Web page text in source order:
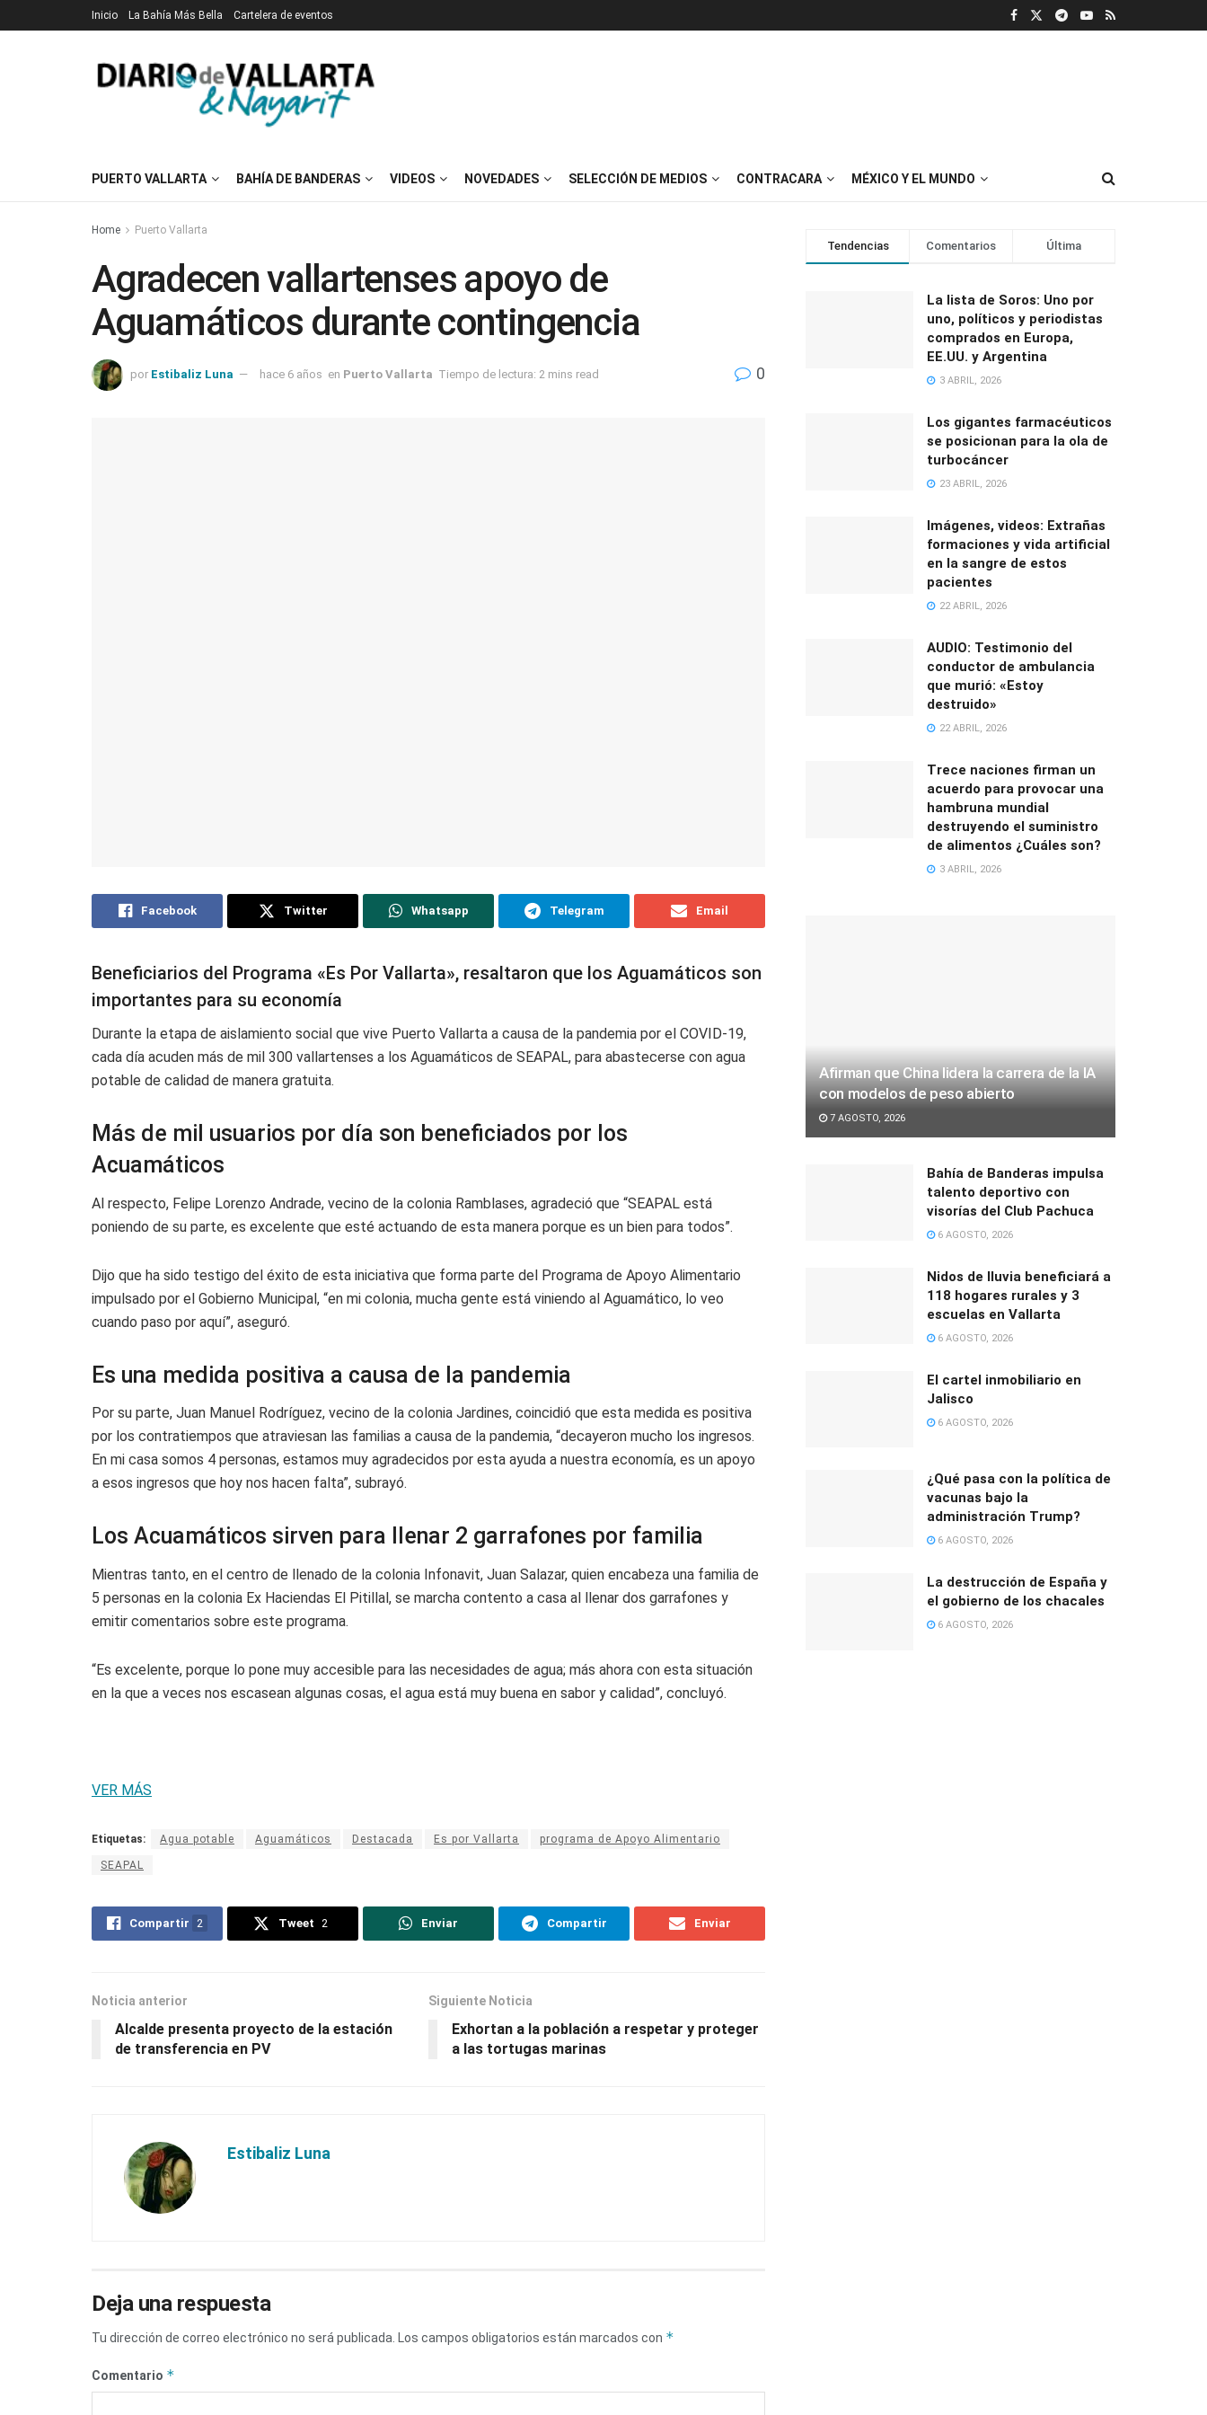
Inicio La Bahía Más Bella Cartelera de eventos
PUERTO VALLARTA BAHÍA DE BANDERAS VIDEOS NOVEDADES SELECCIÓN DE MEDIOS CONTRACARA MÉXICO Y EL MUNDO
Home Puerto Vallarta
Agradecen vallartenses apoyo de
Aguamáticos durante contingencia
por Estibaliz Luna hace 6 años en Puerto Vallarta Tiempo de lectura: 2 mins read 0
Facebook Twitter Whatsapp Telegram Email
Beneficiarios del Programa «Es Por Vallarta», resaltaron que los Aguamáticos son
importantes para su economía
Durante la etapa de aislamiento social que vive Puerto Vallarta a causa de la pandemia por el COVID-19,
cada día acuden más de mil 300 vallartenses a los Aguamáticos de SEAPAL, para abastecerse con agua
potable de calidad de manera gratuita.
Más de mil usuarios por día son beneficiados por los
Acuamáticos
Al respecto, Felipe Lorenzo Andrade, vecino de la colonia Ramblases, agradeció que “SEAPAL está
poniendo de su parte, es excelente que esté actuando de esta manera porque es un bien para todos”.
Dijo que ha sido testigo del éxito de esta iniciativa que forma parte del Programa de Apoyo Alimentario
impulsado por el Gobierno Municipal, “en mi colonia, mucha gente está viniendo al Aguamático, lo veo
cuando paso por aquí”, aseguró.
Es una medida positiva a causa de la pandemia
Por su parte, Juan Manuel Rodríguez, vecino de la colonia Jardines, coincidió que esta medida es positiva
por los contratiempos que atraviesan las familias a causa de la pandemia, “decayeron mucho los ingresos.
En mi casa somos 4 personas, estamos muy agradecidos por esta ayuda a nuestra economía, es un apoyo
a esos ingresos que hoy nos hacen falta”, subrayó.
Los Acuamáticos sirven para llenar 2 garrafones por familia
Mientras tanto, en el centro de llenado de la colonia Infonavit, Juan Salazar, quien encabeza una familia de
5 personas en la colonia Ex Haciendas El Pitillal, se marcha contento a casa al llenar dos garrafones y
emitir comentarios sobre este programa.
“Es excelente, porque lo pone muy accesible para las necesidades de agua; más ahora con esta situación
en la que a veces nos escasean algunas cosas, el agua está muy buena en sabor y calidad”, concluyó.
VER MÁS
Etiquetas: Agua potable Aguamáticos Destacada Es por Vallarta programa de Apoyo Alimentario
SEAPAL
Compartir 2 Tweet 2 Enviar Compartir Enviar
Noticia anterior
Alcalde presenta proyecto de la estación
de transferencia en PV
Siguiente Noticia
Exhortan a la población a respetar y proteger
a las tortugas marinas
Estibaliz Luna
Deja una respuesta
Tu dirección de correo electrónico no será publicada. Los campos obligatorios están marcados con *
Comentario *
Tendencias Comentarios Última
La lista de Soros: Uno por
uno, políticos y periodistas
comprados en Europa,
EE.UU. y Argentina
3 ABRIL, 2026
Los gigantes farmacéuticos
se posicionan para la ola de
turbocáncer
23 ABRIL, 2026
Imágenes, videos: Extrañas
formaciones y vida artificial
en la sangre de estos
pacientes
22 ABRIL, 2026
AUDIO: Testimonio del
conductor de ambulancia
que murió: «Estoy
destruido»
22 ABRIL, 2026
Trece naciones firman un
acuerdo para provocar una
hambruna mundial
destruyendo el suministro
de alimentos ¿Cuáles son?
3 ABRIL, 2026
Afirman que China lidera la carrera de la IA
con modelos de peso abierto
7 AGOSTO, 2026
Bahía de Banderas impulsa
talento deportivo con
visorías del Club Pachuca
6 AGOSTO, 2026
Nidos de lluvia beneficiará a
118 hogares rurales y 3
escuelas en Vallarta
6 AGOSTO, 2026
El cartel inmobiliario en
Jalisco
6 AGOSTO, 2026
¿Qué pasa con la política de
vacunas bajo la
administración Trump?
6 AGOSTO, 2026
La destrucción de España y
el gobierno de los chacales
6 AGOSTO, 2026